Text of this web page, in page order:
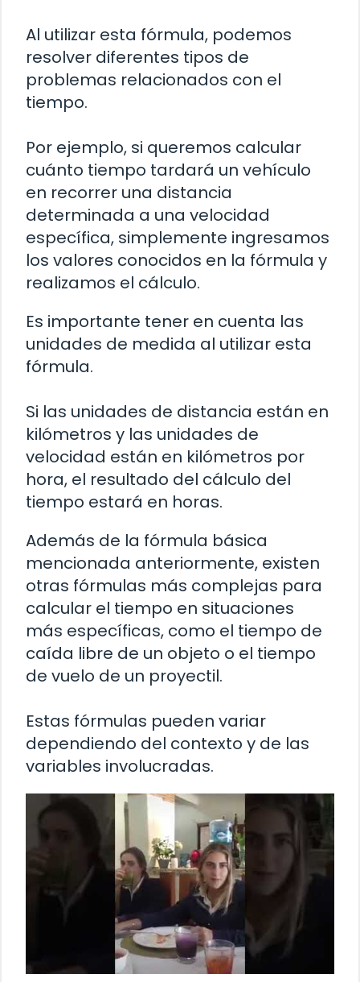
Al utilizar esta fórmula, podemos
resolver diferentes tipos de
problemas relacionados con el
tiempo.
Por ejemplo, si queremos calcular
cuánto tiempo tardará un vehículo
en recorrer una distancia
determinada a una velocidad
específica, simplemente ingresamos
los valores conocidos en la fórmula y
realizamos el cálculo.
Es importante tener en cuenta las
unidades de medida al utilizar esta
fórmula.
Si las unidades de distancia están en
kilómetros y las unidades de
velocidad están en kilómetros por
hora, el resultado del cálculo del
tiempo estará en horas.
Además de la fórmula básica
mencionada anteriormente, existen
otras fórmulas más complejas para
calcular el tiempo en situaciones
más específicas, como el tiempo de
caída libre de un objeto o el tiempo
de vuelo de un proyectil.
Estas fórmulas pueden variar
dependiendo del contexto y de las
variables involucradas.